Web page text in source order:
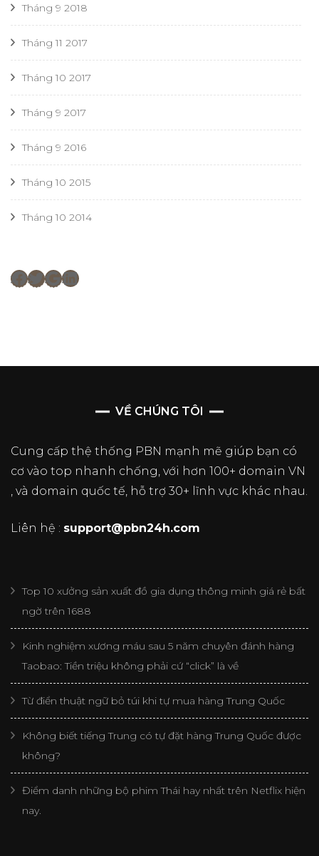
Tháng 9 2018
Tháng 11 2017
Tháng 10 2017
Tháng 9 2017
Tháng 9 2016
Tháng 10 2015
Tháng 10 2014
Facebook
Twitter
Google
LinkedIn
VỀ CHÚNG TÔI
Cung cấp thệ thống PBN mạnh mẽ giúp bạn có
cơ vào top nhanh chống, với hơn 100+ domain VN
, và domain quốc tế, hỗ trợ 30+ lĩnh vực khác nhau.
Liên hệ : support@pbn24h.com
Top 10 xưởng sản xuất đồ gia dụng thông minh giá rẻ bất
ngờ trên 1688
Kinh nghiệm xương máu sau 5 năm chuyên đánh hàng
Taobao: Tiền triệu không phải cứ “click” là về
Từ điển thuật ngữ bỏ túi khi tự mua hàng Trung Quốc
Không biết tiếng Trung có tự đặt hàng Trung Quốc được
không?
Điểm danh những bộ phim Thái hay nhất trên Netflix hiện
nay.